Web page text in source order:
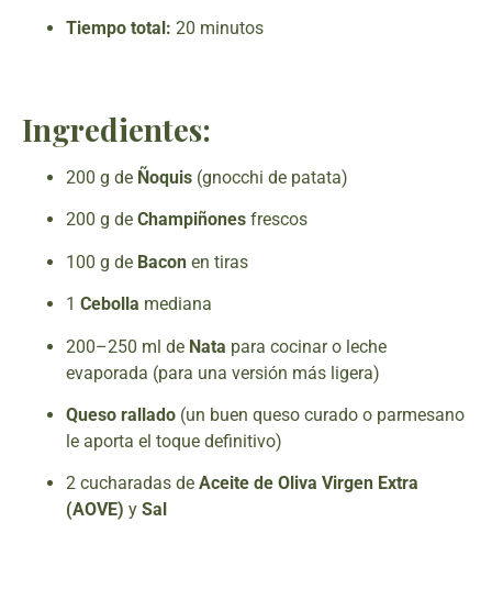
Tiempo total: 20 minutos
Ingredientes:
200 g de Ñoquis (gnocchi de patata)
200 g de Champiñones frescos
100 g de Bacon en tiras
1 Cebolla mediana
200–250 ml de Nata para cocinar o leche
evaporada (para una versión más ligera)
Queso rallado (un buen queso curado o parmesano
le aporta el toque definitivo)
2 cucharadas de Aceite de Oliva Virgen Extra
(AOVE) y Sal